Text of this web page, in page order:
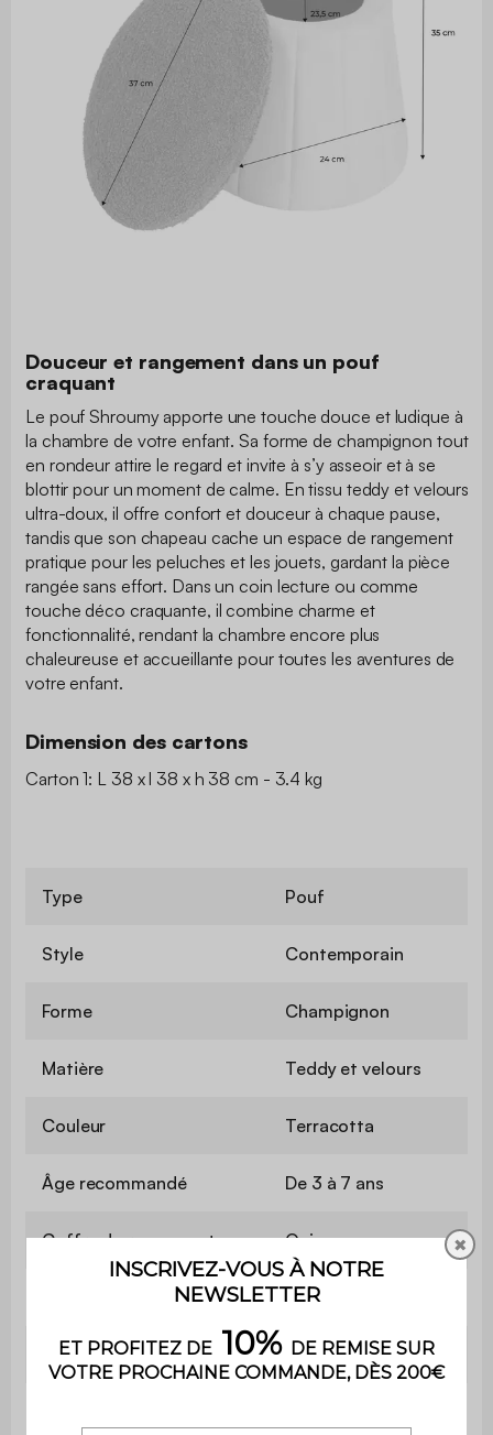
Douceur et rangement dans un pouf
craquant
Le pouf Shroumy apporte une touche douce et ludique à
la chambre de votre enfant. Sa forme de champignon tout
en rondeur attire le regard et invite à s’y asseoir et à se
blottir pour un moment de calme. En tissu teddy et velours
ultra-doux, il offre confort et douceur à chaque pause,
tandis que son chapeau cache un espace de rangement
pratique pour les peluches et les jouets, gardant la pièce
rangée sans effort. Dans un coin lecture ou comme
touche déco craquante, il combine charme et
fonctionnalité, rendant la chambre encore plus
chaleureuse et accueillante pour toutes les aventures de
votre enfant.
Dimension des cartons
Carton 1: L 38 x l 38 x h 38 cm - 3.4 kg
Type Pouf
Style Contemporain
Forme Champignon
Matière Teddy et velours
Couleur Terracotta
Âge recommandé De 3 à 7 ans
Coffre de rangement Oui
Nombre de places 1
Hauteur d'assise 35 cm
✖